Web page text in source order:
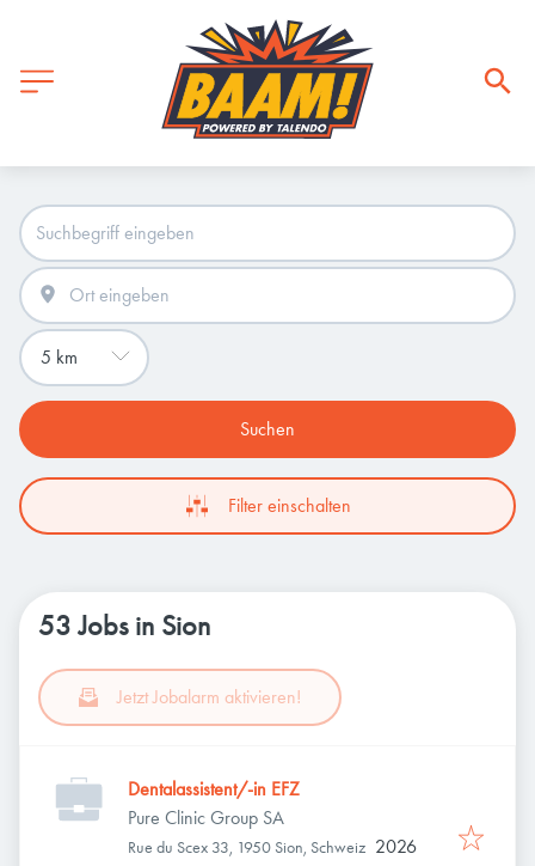
Suchen
Filter einschalten
53 Jobs in Sion
Jetzt Jobalarm aktivieren!
Dentalassistent/-in EFZ
Pure Clinic Group SA
Rue du Scex 33, 1950 Sion, Schweiz 2026